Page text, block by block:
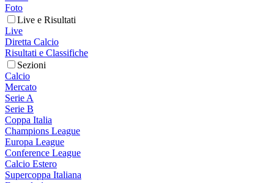
Foto
Live e Risultati
Live
Diretta Calcio
Risultati e Classifiche
Sezioni
Calcio
Mercato
Serie A
Serie B
Coppa Italia
Champions League
Europa League
Conference League
Calcio Estero
Supercoppa Italiana